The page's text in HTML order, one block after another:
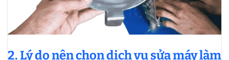
2. Lý do nên chọn dịch vụ sửa máy làm